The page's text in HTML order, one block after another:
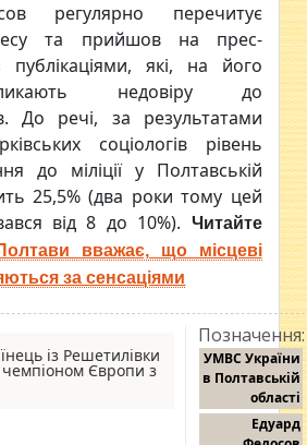
регулярно перечитує
та прийшов на прес-
які, на його
недовіру до
До речі, за результатами
соціологів рівень
до міліції у Полтавській
25,5% (два роки тому цей
від 8 до 10%).
Читайте
вважає, що місцеві
за сенсаціями
із Решетилівки
чемпіоном Європи з
Позначення:
УМВС України
в Полтавській
області
Едуард